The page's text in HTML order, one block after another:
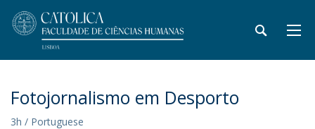
Fotojornalismo em Desporto
3h / Portuguese